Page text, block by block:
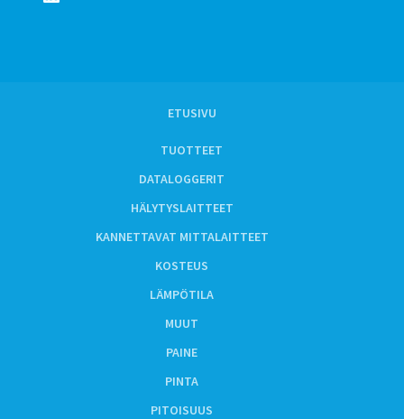
ETUSIVU
TUOTTEET
DATALOGGERIT
HÄLYTYSLAITTEET
KANNETTAVAT MITTALAITTEET
KOSTEUS
LÄMPÖTILA
MUUT
PAINE
PINTA
PITOISUUS